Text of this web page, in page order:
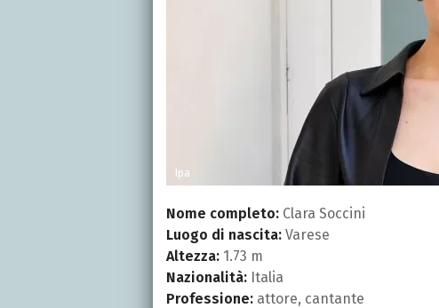
Ipa
Nome completo: Clara Soccini
Luogo di nascita: Varese
Altezza: 1.73 m
Nazionalità: Italia
Professione: attore, cantante